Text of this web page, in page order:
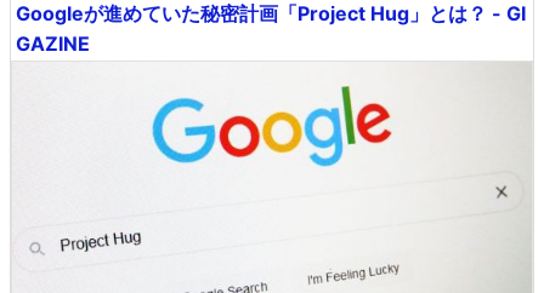
Googleが進めていた秘密計画「Project Hug」とは？ - GI
GAZINE